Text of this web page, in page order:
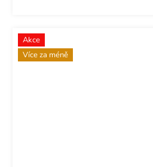
Akce
Více za méně